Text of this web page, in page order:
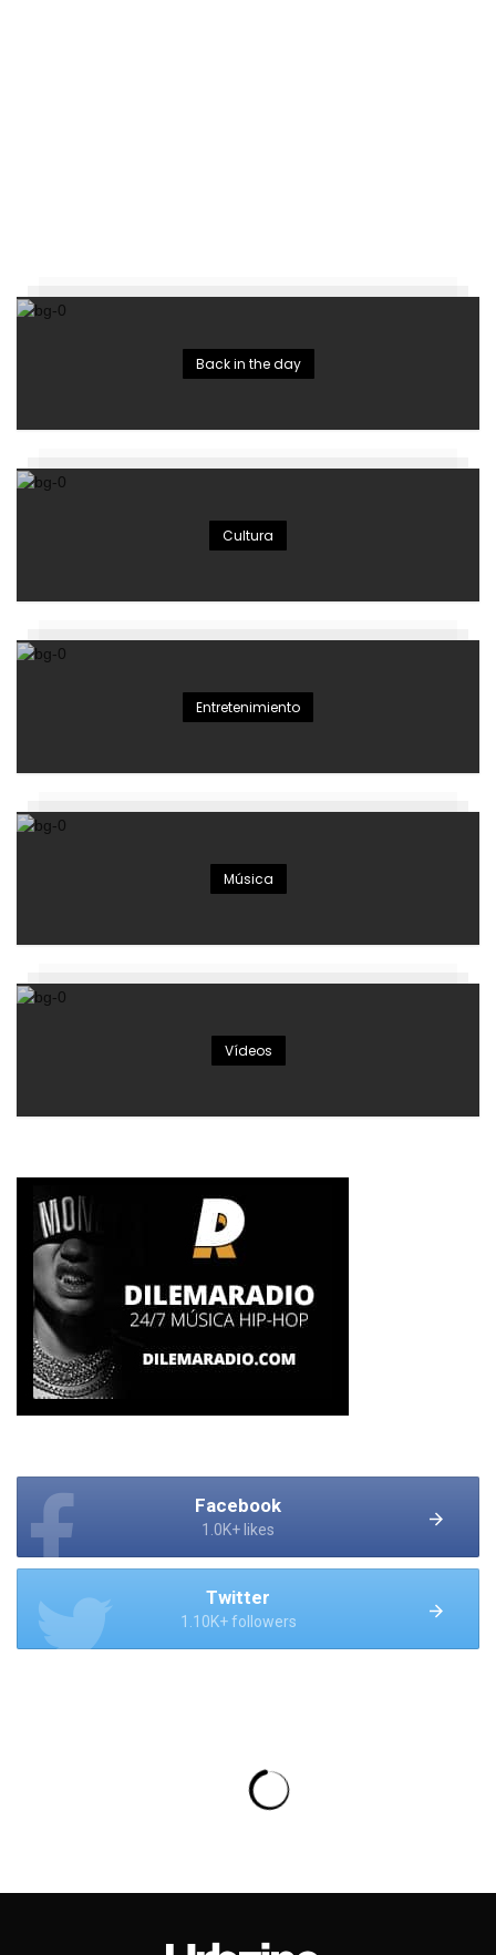
Back in the day
Cultura
Entretenimiento
Música
Vídeos
Facebook
1.0K+ likes
Twitter
1.10K+ followers